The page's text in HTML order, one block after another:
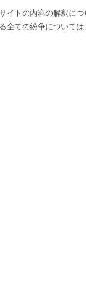
イトの内容の解釈に
全ての紛争について